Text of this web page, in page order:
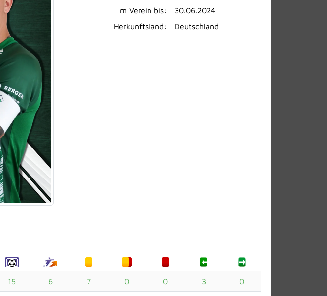
im Verein bis:
30.06.2024
Herkunftsland:
Deutschland
15 6 7 0 0 3 0